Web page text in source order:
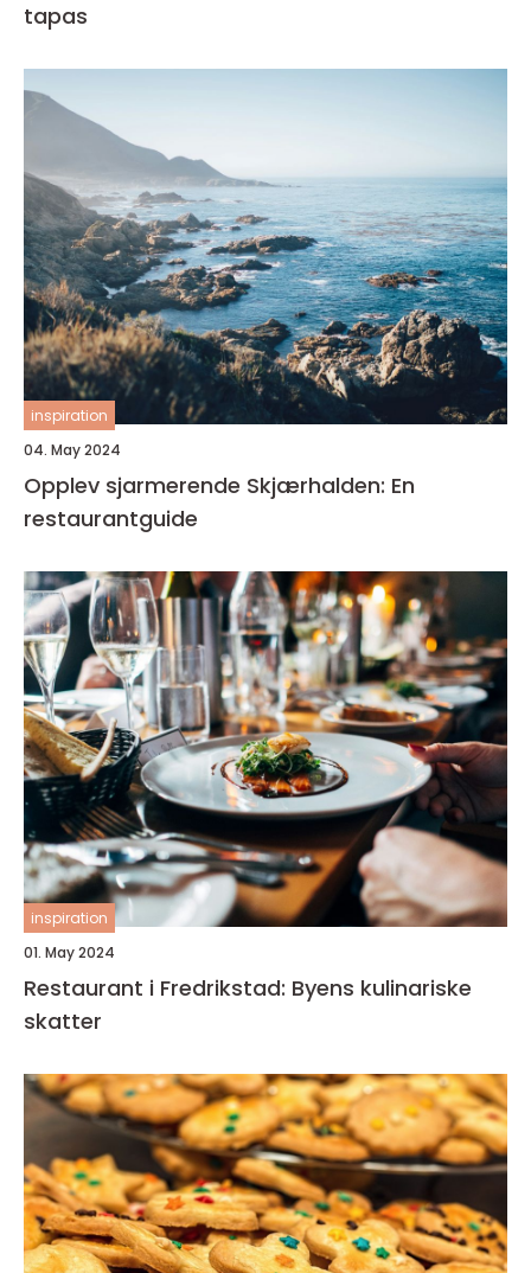
tapas
inspiration
04. May 2024
Opplev sjarmerende Skjærhalden: En
restaurantguide
inspiration
01. May 2024
Restaurant i Fredrikstad: Byens kulinariske
skatter